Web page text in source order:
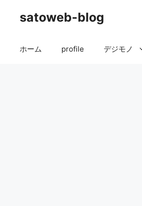
satoweb-blog
ホーム profile デジモノ